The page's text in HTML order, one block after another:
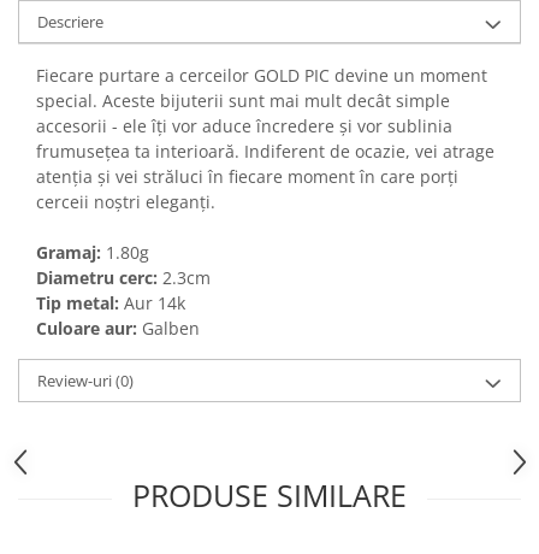
Descriere
Fiecare purtare a cerceilor GOLD PIC devine un moment
special. Aceste bijuterii sunt mai mult decât simple
accesorii - ele îți vor aduce încredere și vor sublinia
frumusețea ta interioară. Indiferent de ocazie, vei atrage
atenția și vei străluci în fiecare moment în care porți
cerceii noștri eleganți.
Gramaj: 1.80g
Diametru cerc: 2.3cm
Tip metal: Aur 14k
Culoare aur: Galben
Review-uri(0)
PRODUSE SIMILARE